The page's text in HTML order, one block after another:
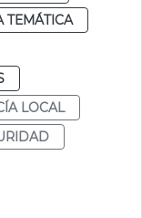
TEMÁTICA
LOCAL